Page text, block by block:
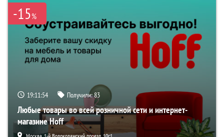
-15%
19:11:53 Получили:83
Любые товары во всей розничной сети и интернет-
магазине Hoff